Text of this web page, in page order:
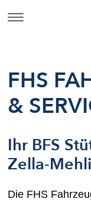
FHS
&
Ihr BFS
Zella-
Die FHS